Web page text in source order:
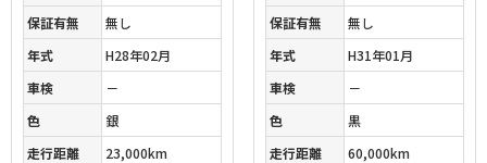
保証有無
無し
年式
H28年02月
車検
－
色
銀
走行距離
23,000km
保証有無
無し
年式
H31年01月
車検
－
色
黒
走行距離
60,000km